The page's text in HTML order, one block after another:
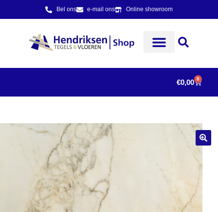
Bel ons e-mail ons Online showroom
€0,00 0